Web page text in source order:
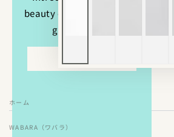
beauty cream for radiant,
glowing skin.
ホーム
WABARA（ワバラ）